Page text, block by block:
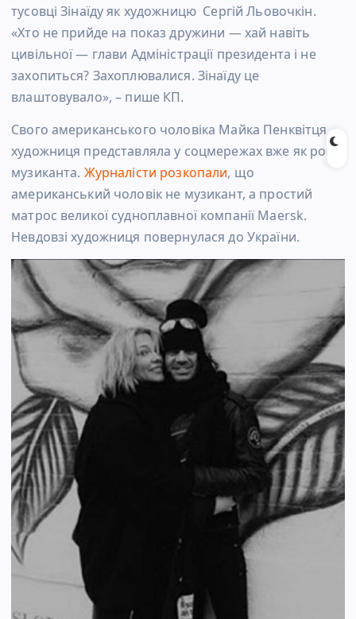
тусовці Зінаїду як художницю Сергій Льовочкін.
«Хто не прийде на показ дружини — хай навіть
цивільної — глави Адміністрації президента і не
захопиться? Захоплювалися. Зінаїду це
влаштовувало», – пише КП.
Свого американського чоловіка Майка Пенквітця
художниця представляла у соцмережах вже як рок-
музиканта. Журналісти розкопали, що
американський чоловік не музикант, а простий
матрос великої судноплавної компанії Maersk.
Невдовзі художниця повернулася до України.